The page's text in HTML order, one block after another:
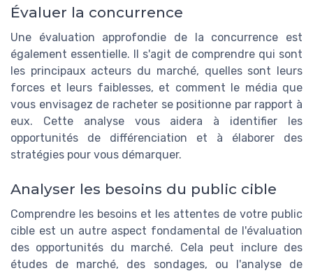
Évaluer la concurrence
Une évaluation approfondie de la concurrence est
également essentielle. Il s'agit de comprendre qui sont
les principaux acteurs du marché, quelles sont leurs
forces et leurs faiblesses, et comment le média que
vous envisagez de racheter se positionne par rapport à
eux. Cette analyse vous aidera à identifier les
opportunités de différenciation et à élaborer des
stratégies pour vous démarquer.
Analyser les besoins du public cible
Comprendre les besoins et les attentes de votre public
cible est un autre aspect fondamental de l'évaluation
des opportunités du marché. Cela peut inclure des
études de marché, des sondages, ou l'analyse de